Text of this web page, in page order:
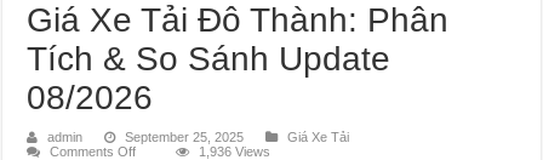
Giá Xe Tải Đô Thành: Phân
Tích & So Sánh Update
08/2026
admin September 25, 2025
Giá Xe Tải
Comments Offon
1,936 Views